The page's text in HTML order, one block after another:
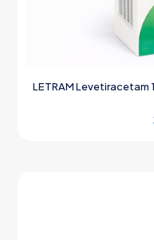
LETRAM Levetiracetam